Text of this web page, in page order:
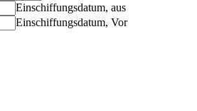
Einschiffungsdatum, aus
Einschiffungsdatum, Vor